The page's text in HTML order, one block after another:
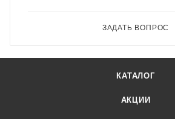
ЗАДАТЬ ВОПРОС
КАТАЛОГ
АКЦИИ